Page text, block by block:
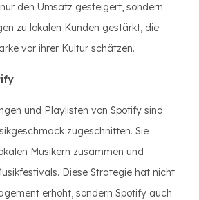
den Umsatz gesteigert, sondern
zu lokalen Kunden gestärkt, die
vor ihrer Kultur schätzen.
und Playlisten von Spotify sind
zugeschnitten. Sie
Musikern zusammen und
Diese Strategie hat nicht
erhöht, sondern Spotify auch